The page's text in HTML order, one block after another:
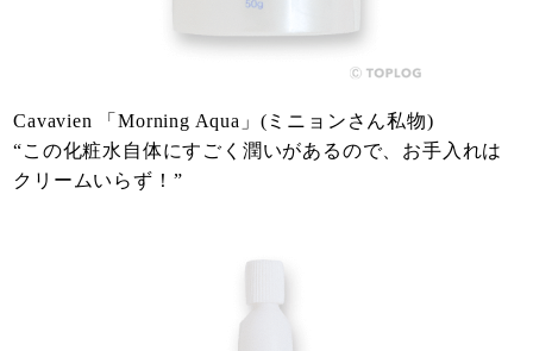
Cavavien 「Morning Aqua」(ミニョンさん私物)
“この化粧水自体にすごく潤いがあるので、お手入れは
クリームいらず！”